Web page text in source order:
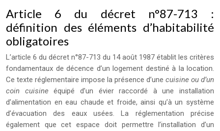
Article 6 du décret n°87-713 :
définition des éléments d’habitabilité
obligatoires
L’article 6 du décret n°87-713 du 14 août 1987 établit les critères
fondamentaux de décence d’un logement destiné à la location.
Ce texte réglementaire impose la présence d’une cuisine ou d’un
coin cuisineéquipé d’un évier raccordé à une installation
d’alimentation en eau chaude et froide, ainsi qu’à un système
d’évacuation des eaux usées. La réglementation précise
également que cet espace doit permettre l’installation d’un